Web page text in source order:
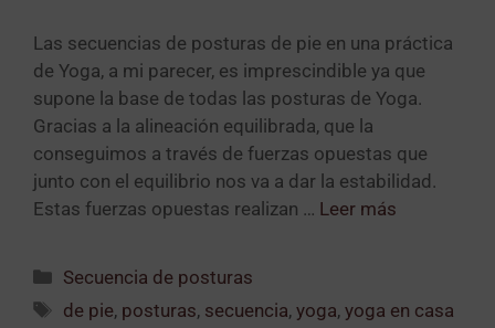
Las secuencias de posturas de pie en una práctica
de Yoga, a mi parecer, es imprescindible ya que
supone la base de todas las posturas de Yoga.
Gracias a la alineación equilibrada, que la
conseguimos a través de fuerzas opuestas que
junto con el equilibrio nos va a dar la estabilidad.
Estas fuerzas opuestas realizan … Leer más
Secuencia de posturas
de pie, posturas, secuencia,yoga,yoga en casa